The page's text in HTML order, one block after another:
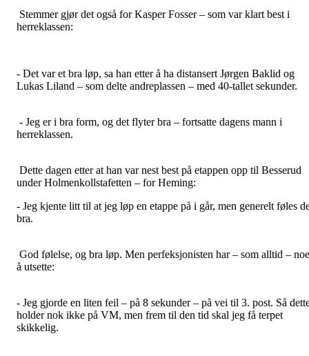
Stemmer gjør det også for Kasper Fosser – som var klart best i
herreklassen:
- Det var et bra løp, sa han etter å ha distansert Jørgen Baklid og
Lukas Liland – som delte andreplassen – med 40-tallet sekunder.
- Jeg er i bra form, og det flyter bra – fortsatte dagens mann i
herreklassen.
Dette dagen etter at han var nest best på etappen opp til Besserud
under Holmenkollstafetten – for Heming:
- Jeg kjente litt til at jeg løp en etappe på i går, men generelt føles
bra.
God følelse, og bra løp. Men perfeksjonisten har – som alltid – noe
å utsette:
- Jeg gjorde en liten feil – på 8 sekunder – på vei til 3. post. Så
holder nok ikke på VM, men frem til den tid skal jeg få terpet
skikkelig.